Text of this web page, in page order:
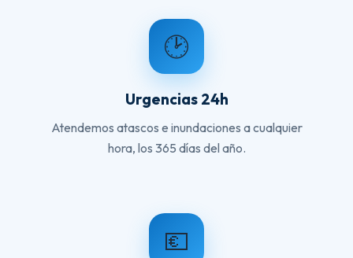
🕑
Urgencias 24h
Atendemos atascos e inundaciones a cualquier
hora, los 365 días del año.
💶